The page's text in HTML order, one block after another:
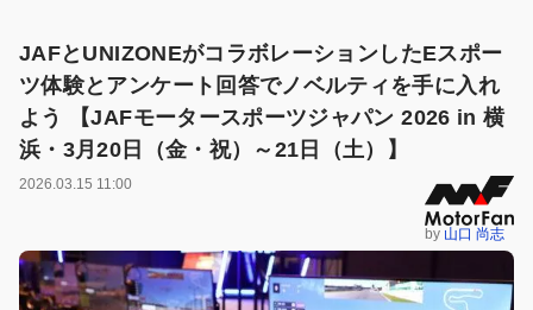
JAFとUNIZONEがコラボレーションしたEスポー
ツ体験とアンケート回答でノベルティを手に入れ
よう 【JAFモータースポーツジャパン 2026 in 横
浜・3月20日（金・祝）～21日（土）】
2026.03.15 11:00
by 山口 尚志